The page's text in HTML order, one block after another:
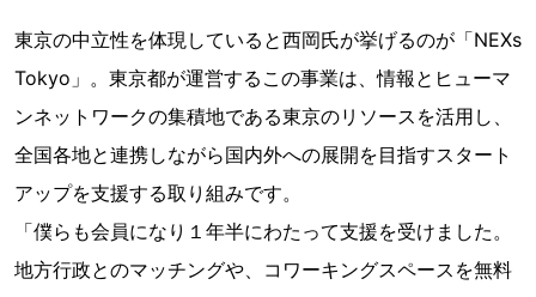
東京の中立性を体現していると西岡氏が挙げるのが「NEXs
Tokyo」。東京都が運営するこの事業は、情報とヒューマ
ンネットワークの集積地である東京のリソースを活用し、
全国各地と連携しながら国内外への展開を目指すスタート
アップを支援する取り組みです。
「僕らも会員になり１年半にわたって支援を受けました。
地方行政とのマッチングや、コワーキングスペースを無料